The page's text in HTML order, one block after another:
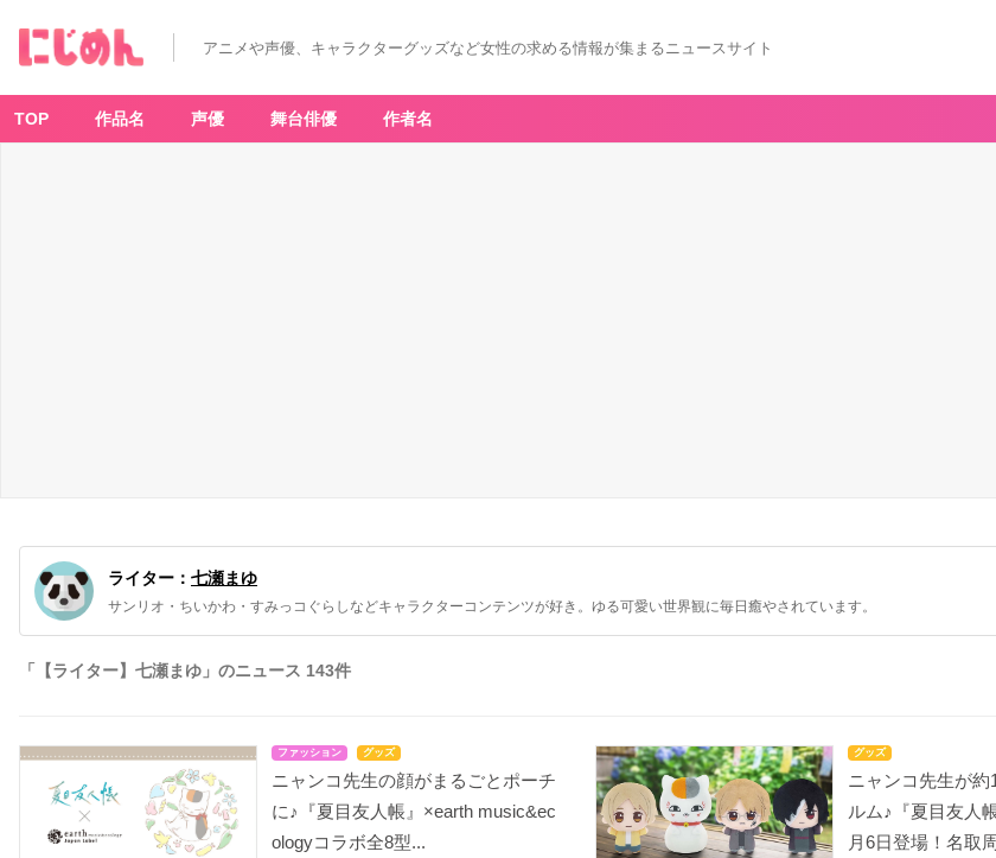
アニメや声優、キャラクターグッズなど女性の求める情報が集まるニュースサイト
TOP 作品名 声優 舞台俳優 作者名
ライター： 七瀬まゆ
サンリオ・ちいかわ・すみっコぐらしなどキャラクターコンテンツが好き。ゆる可愛い世界観に毎日癒やされています。
「【ライター】七瀬まゆ」のニュース 143件
ファッション グッズ
ニャンコ先生の顔がまるごとポーチ
に♪『夏目友人帳』×earth music&ec
ologyコラボ全8型...
グッズ
ニャンコ先生が約
ルム♪『夏目友人
月6日登場！名取